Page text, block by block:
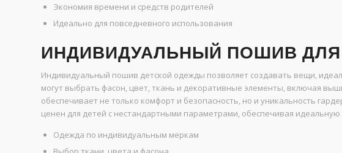
Экономия времени и средств родителей
Идеально для повседневного использования
ИНДИВИДУАЛЬНЫЙ ПОШИВ ДЛЯ
Индивидуальный пошив детской одежды позволяет создавать вещи,
могут выбрать фасон, цвет, ткань и декоративные элементы, включая
обеспечивает не только комфорт и безопасность, но и уникальность
ценен для детей с нестандартными параметрами, обеспечивая идеальную
Одежда по индивидуальным меркам